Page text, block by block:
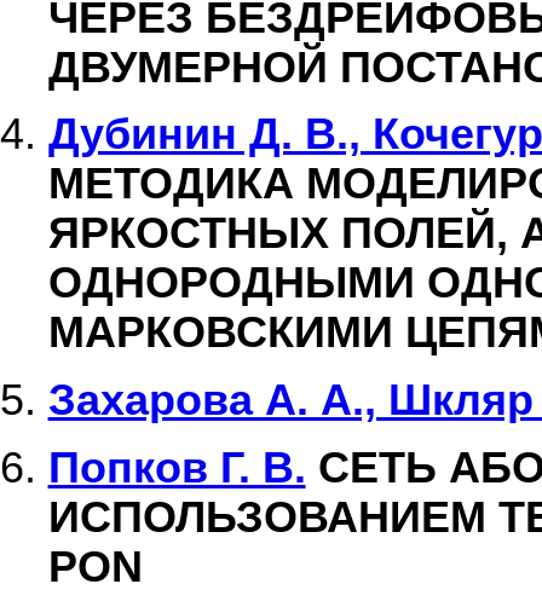
ЧЕРЕЗ
ДВУМЕРНОЙ
Дубинин Д. В.,
МЕТОДИКА
ЯРКОСТНЫХ ПОЛЕЙ,
ОДНОРОДНЫМИ
МАРКОВСКИМИ
Захарова А. А.,
Попков Г. В. СЕТЬ
ИСПОЛЬЗОВАНИЕМ
PON